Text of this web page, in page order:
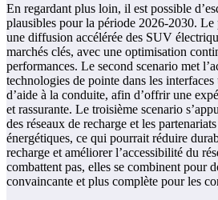
En regardant plus loin, il est possible
plausibles pour la période 2026-2030. Le
une diffusion accélérée des SUV
marchés clés, avec une optimisation
performances. Le second scenario met
technologies de pointe dans les
d’aide à la conduite, afin d’offrir une
et rassurante. Le troisième scenario
des réseaux de recharge et les
énergétiques, ce qui pourrait réduire
recharge et améliorer l’accessibilité du
combattent pas, elles se combinent pour
convaincante et plus complète pour les